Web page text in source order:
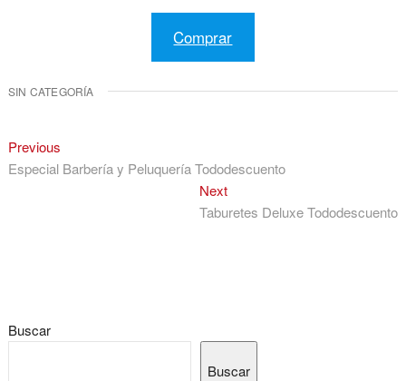
Comprar
SIN CATEGORÍA
Navegación
de
PreviousPrevious
post:
Especial Barbería y Peluquería Tododescuento
NextNext
post:
Taburetes Deluxe Tododescuento
Buscar
Buscar